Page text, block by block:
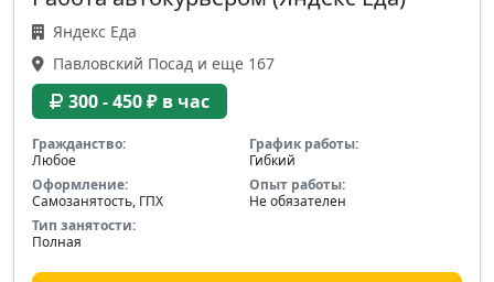
Яндекс Еда
Павловский Посад и еще 167
300 - 450 ₽ в час
Гражданство:
Любое
График работы:
Гибкий
Оформление:
Самозанятость, ГПХ
Опыт работы:
Не обязателен
Тип занятости:
Полная